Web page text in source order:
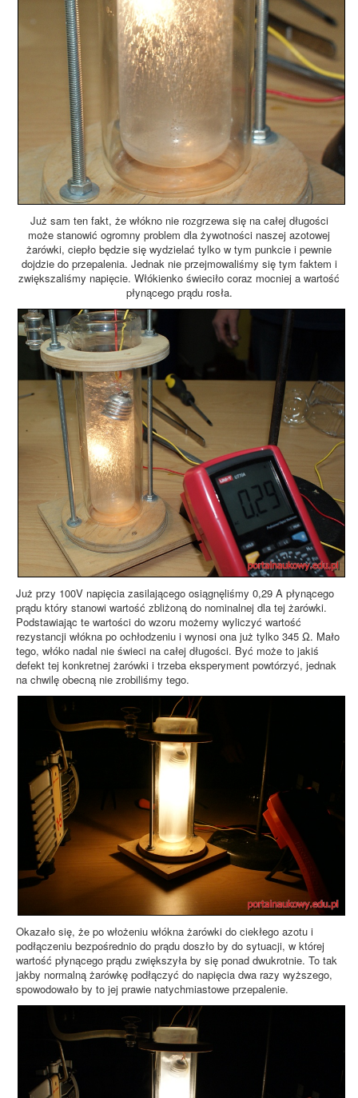
Już sam ten fakt, że włókno nie rozgrzewa się na całej długości
może stanowić ogromny problem dla żywotności naszej azotowej
żarówki, ciepło będzie się wydzielać tylko w tym punkcie i pewnie
dojdzie do przepalenia. Jednak nie przejmowaliśmy się tym faktem i
zwiększaliśmy napięcie. Włókienko świeciło coraz mocniej a wartość
płynącego prądu rosła.
Już przy 100V napięcia zasilającego osiągnęliśmy 0,29 A płynącego
prądu który stanowi wartość zbliżoną do nominalnej dla tej żarówki.
Podstawiając te wartości do wzoru możemy wyliczyć wartość
rezystancji włókna po ochłodzeniu i wynosi ona już tylko 345 Ω. Mało
tego, włóko nadal nie świeci na całej długości. Być może to jakiś
defekt tej konkretnej żarówki i trzeba eksperyment powtórzyć, jednak
na chwilę obecną nie zrobiliśmy tego.
Okazało się, że po włożeniu włókna żarówki do ciekłego azotu i
podłączeniu bezpośrednio do prądu doszło by do sytuacji, w której
wartość płynącego prądu zwiększyła by się ponad dwukrotnie. To tak
jakby normalną żarówkę podłączyć do napięcia dwa razy wyższego,
spowodowało by to jej prawie natychmiastowe przepalenie.